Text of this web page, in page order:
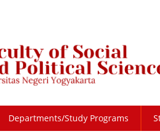
Departments/Study Programs